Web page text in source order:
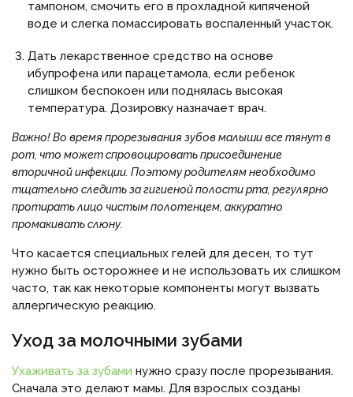
тампоном, смочить его в прохладной кипяченой
воде и слегка помассировать воспаленный участок.
Дать лекарственное средство на основе
ибупрофена или парацетамола, если ребенок
слишком беспокоен или поднялась высокая
температура. Дозировку назначает врач.
Важно! Во время прорезывания зубов малыши все тянут в
рот, что может спровоцировать присоединение
вторичной инфекции. Поэтому родителям необходимо
тщательно следить за гигиеной полости рта, регулярно
протирать лицо чистым полотенцем, аккуратно
промакивать слюну.
Что касается специальных гелей для десен, то тут
нужно быть осторожнее и не использовать их слишком
часто, так как некоторые компоненты могут вызвать
аллергическую реакцию.
Уход за молочными зубами
Ухаживать за зубами нужно сразу после прорезывания.
Сначала это делают мамы. Для взрослых созданы